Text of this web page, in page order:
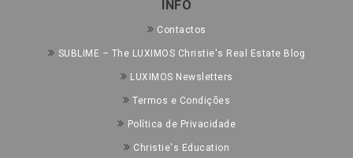
INFO
Contactos
SUBLIME – The LUXIMOS Christie's Real Estate Blog
LUXIMOS Newsletters
Termos e Condições
Política de Privacidade
Christie's Education